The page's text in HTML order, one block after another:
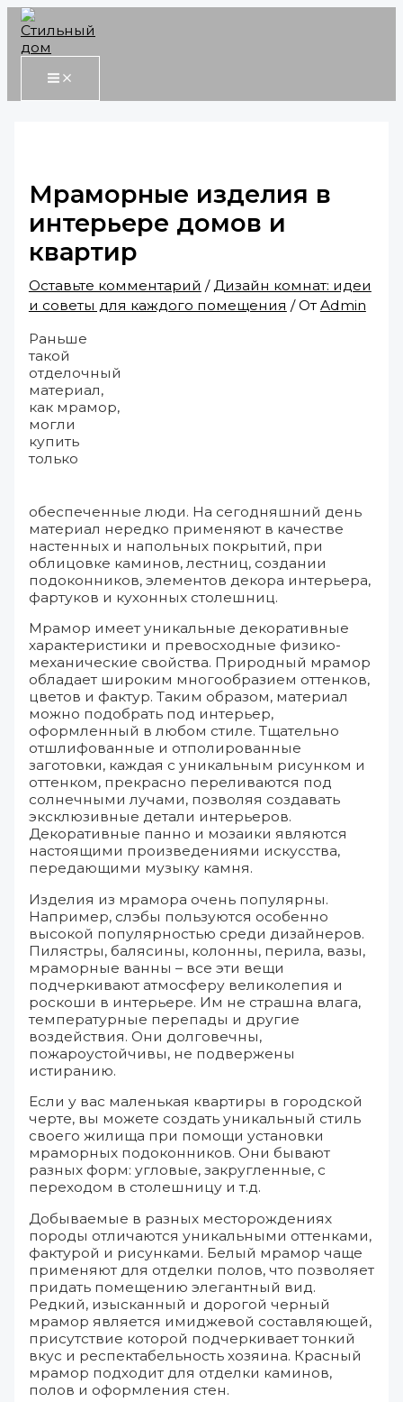
Перейти
содержимому
MAIN
Мраморные изделия в
интерьере домов и
квартир
Оставьте комментарий /Дизайн комнат: идеи
и советы для каждого помещения / От Admin
Раньше
такой
отделочный
материал,
как мрамор,
могли
купить
только
обеспеченные люди. На сегодняшний день
материал нередко применяют в качестве
настенных и напольных покрытий, при
облицовке каминов, лестниц, создании
подоконников, элементов декора интерьера,
фартуков и кухонных столешниц.
Мрамор имеет уникальные декоративные
характеристики и превосходные физико-
механические свойства. Природный мрамор
обладает широким многообразием оттенков,
цветов и фактур. Таким образом, материал
можно подобрать под интерьер,
оформленный в любом стиле. Тщательно
отшлифованные и отполированные
заготовки, каждая с уникальным рисунком и
оттенком, прекрасно переливаются под
солнечными лучами, позволяя создавать
эксклюзивные детали интерьеров.
Декоративные панно и мозаики являются
настоящими произведениями искусства,
передающими музыку камня.
Изделия из мрамора очень популярны.
Например, слэбы пользуются особенно
высокой популярностью среди дизайнеров.
Пилястры, балясины, колонны, перила, вазы,
мраморные ванны – все эти вещи
подчеркивают атмосферу великолепия и
роскоши в интерьере. Им не страшна влага,
температурные перепады и другие
воздействия. Они долговечны,
пожароустойчивы, не подвержены
истиранию.
Если у вас маленькая квартиры в городской
черте, вы можете создать уникальный стиль
своего жилища при помощи установки
мраморных подоконников. Они бывают
разных форм: угловые, закругленные, с
переходом в столешницу и т.д.
Добываемые в разных месторождениях
породы отличаются уникальными оттенками,
фактурой и рисунками. Белый мрамор чаще
применяют для отделки полов, что позволяет
придать помещению элегантный вид.
Редкий, изысканный и дорогой черный
мрамор является имиджевой составляющей,
присутствие которой подчеркивает тонкий
вкус и респектабельность хозяина. Красный
мрамор подходит для отделки каминов,
полов и оформления стен.
Навигация
по
записям
Введите
здесь...
Имя*
Email*
Сайт
П
о
с